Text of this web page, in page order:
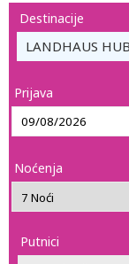
Destinacije
LANDHAUS
Prijava
Noćenja
Putnici